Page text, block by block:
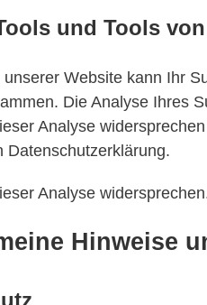
und Tools
Website kann Ihr
Die Analyse Ihres
Analyse
Datenschutzerklärung.
Analyse
Hinweise